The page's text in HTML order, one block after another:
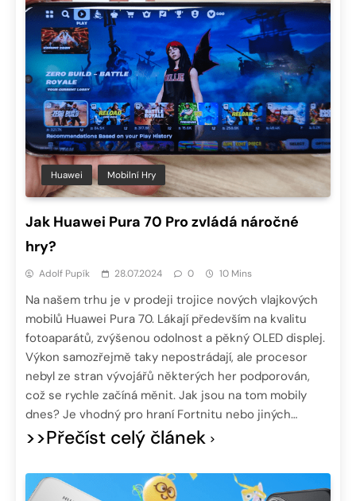
Huawei Mobilní Hry
Jak Huawei Pura 70 Pro zvládá náročné
hry?
Adolf Pupík 28.07.2024 0 10 Mins
Na našem trhu je v prodeji trojice nových vlajkových
mobilů Huawei Pura 70. Lákají především na kvalitu
fotoaparátů, zvýšenou odolnost a pěkný OLED displej.
Výkon samozřejmě taky nepostrádají, ale procesor
nebyl ze stran vývojářů některých her podporován,
což se rychle začíná měnit. Jak jsou na tom mobily
dnes? Je vhodný pro hraní Fortnitu nebo jiných…
>>Přečíst celý článek